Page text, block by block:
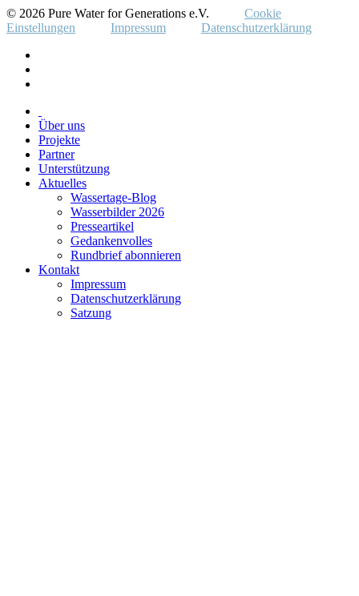
© 2026 Pure Water for Generations e.V.
Cookie
Einstellungen
Impressum Datenschutzerklärung
Über uns
Projekte
Partner
Unterstützung
Aktuelles
Wassertage-Blog
Wasserbilder 2026
Presseartikel
Gedankenvolles
Rundbrief abonnieren
Kontakt
Impressum
Datenschutzerklärung
Satzung